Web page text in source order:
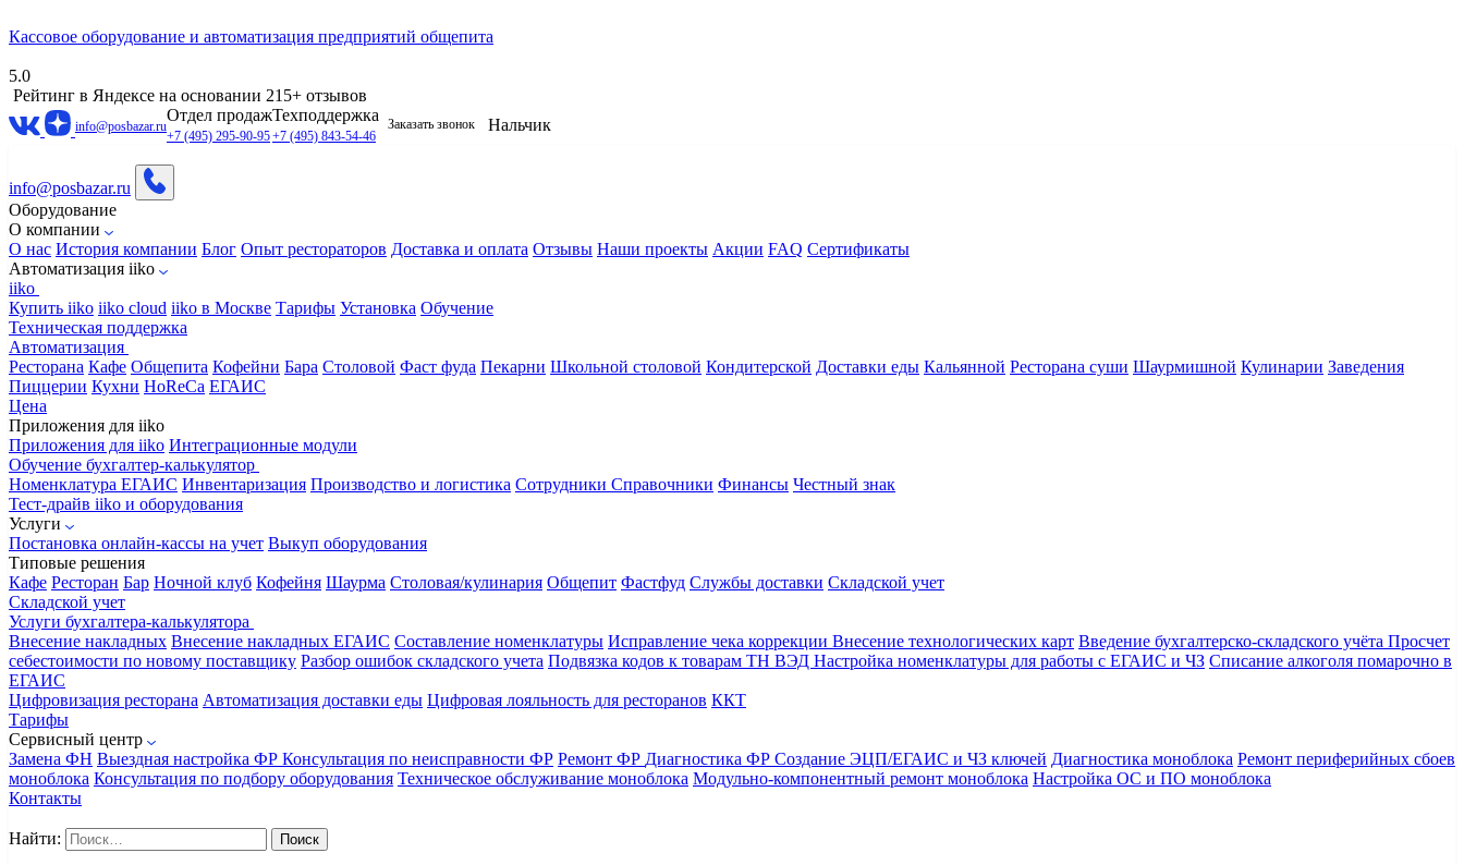
Кассовое оборудование и автоматизация предприятий общепита
5.0
Рейтинг в Яндексе на основании 215+ отзывов
info@posbazar.ru
Отдел продаж
+7 (495) 295-90-95
Техподдержка
+7 (495) 843-54-46
Заказать звонок Нальчик
info@posbazar.ru
Оборудование
О компании
О нас История компании Блог Опыт рестораторов Доставка и оплата Отзывы Наши проекты Акции FAQ Сертификаты
Автоматизация iiko
iiko
Купить iiko iiko cloud iiko в Москве Тарифы Установка Обучение
Техническая поддержка
Автоматизация
Ресторана Кафе Общепита Кофейни Бара Столовой Фаст фуда Пекарни Школьной столовой Кондитерской Доставки еды Кальянной Ресторана суши Шаурмишной Кулинарии Заведения
Пиццерии Кухни HoReCa ЕГАИС
Цена
Приложения для iiko
Приложения для iiko Интеграционные модули
Обучение бухгалтер-калькулятор
Номенклатура ЕГАИС Инвентаризация Производство и логистика Сотрудники Справочники Финансы Честный знак
Тест-драйв iiko и оборудования
Услуги
Постановка онлайн-кассы на учет Выкуп оборудования
Типовые решения
Кафе Ресторан Бар Ночной клуб Кофейня Шаурма Столовая/кулинария Общепит Фастфуд Службы доставки Складской учет
Складской учет
Услуги бухгалтера-калькулятора
Внесение накладных Внесение накладных ЕГАИС Составление номенклатуры Исправление чека коррекции Внесение технологических карт Введение бухгалтерско-складского учёта Просчет
себестоимости по новому поставщику Разбор ошибок складского учета Подвязка кодов к товарам ТН ВЭД Настройка номенклатуры для работы с ЕГАИС и ЧЗ Списание алкоголя помарочно в
ЕГАИС
Цифровизация ресторана Автоматизация доставки еды Цифровая лояльность для ресторанов ККТ
Тарифы
Сервисный центр
Замена ФН Выездная настройка ФР Консультация по неисправности ФР Ремонт ФР Диагностика ФР Создание ЭЦП/ЕГАИС и ЧЗ ключей Диагностика моноблока Ремонт периферийных сбоев
моноблока Консультация по подбору оборудования Техническое обслуживание моноблока Модульно-компонентный ремонт моноблока Настройка ОС и ПО моноблока
Контакты
Найти: